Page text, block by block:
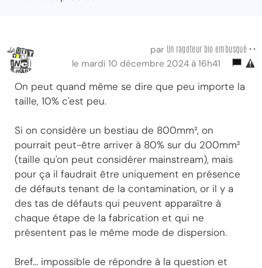
par Un ragoteur bio embusqué ••
le mardi 10 décembre 2024 à 16h41
On peut quand même se dire que peu importe la
taille, 10% c'est peu.
Si on considère un bestiau de 800mm², on
pourrait peut-être arriver à 80% sur du 200mm²
(taille qu'on peut considérer mainstream), mais
pour ça il faudrait être uniquement en présence
de défauts tenant de la contamination, or il y a
des tas de défauts qui peuvent apparaître à
chaque étape de la fabrication et qui ne
présentent pas le même mode de dispersion.
Bref... impossible de répondre à la question et